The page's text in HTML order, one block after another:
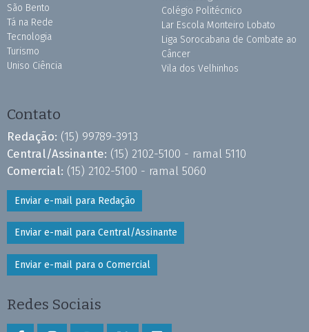
São Bento
Tá na Rede
Tecnologia
Turismo
Uniso Ciência
Colégio Politécnico
Lar Escola Monteiro Lobato
Liga Sorocabana de Combate ao
Câncer
Vila dos Velhinhos
Contato
Redação: (15) 99789-3913
Central/Assinante: (15) 2102-5100 - ramal 5110
Comercial: (15) 2102-5100 - ramal 5060
Enviar e-mail para Redação
Enviar e-mail para Central/Assinante
Enviar e-mail para o Comercial
Redes Sociais